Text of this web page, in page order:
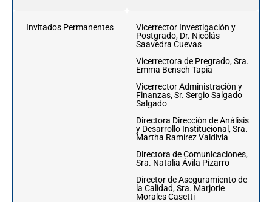
Invitados Permanentes
Vicerrector Investigación y
Postgrado, Dr. Nicolás
Saavedra Cuevas
Vicerrectora de Pregrado, Sra.
Emma Bensch Tapia
Vicerrector Administración y
Finanzas, Sr. Sergio Salgado
Salgado
Directora Dirección de Análisis
y Desarrollo Institucional, Sra.
Martha Ramírez Valdivia
Directora de Comunicaciones,
Sra. Natalia Ávila Pizarro
Director de Aseguramiento de
la Calidad, Sra. Marjorie
Morales Casetti